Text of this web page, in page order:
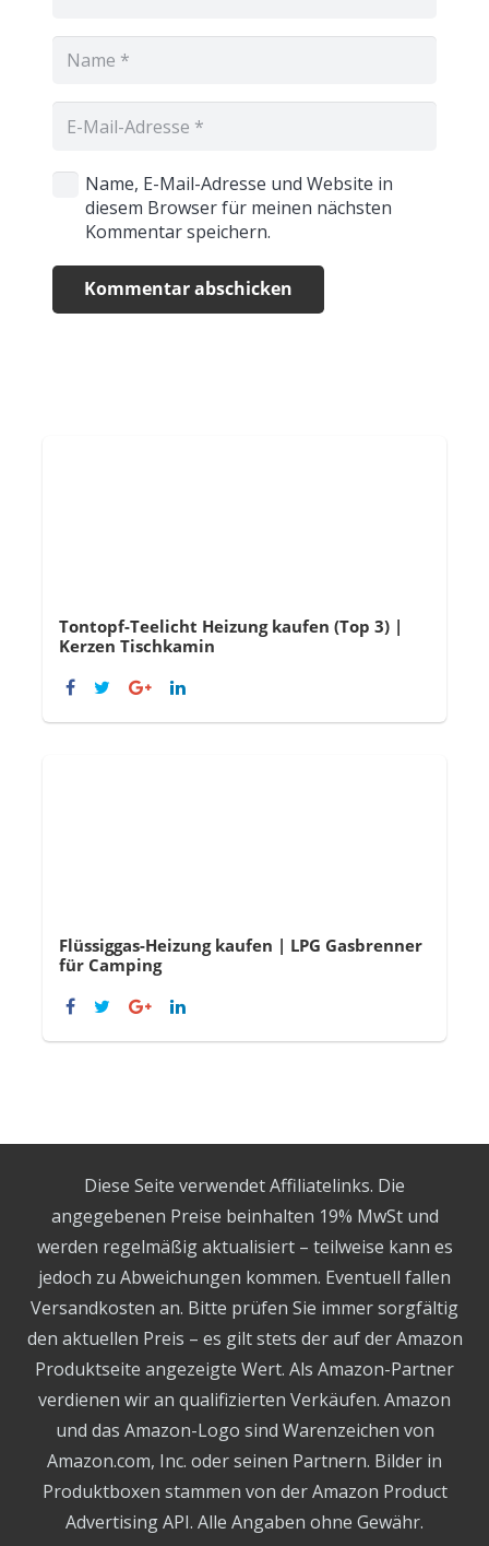
Name, E-Mail-Adresse und Website in
diesem Browser für meinen nächsten
Kommentar speichern.
Kommentar abschicken
Tontopf-Teelicht Heizung kaufen (Top 3) |
Kerzen Tischkamin
Flüssiggas-Heizung kaufen | LPG Gasbrenner
für Camping
Diese Seite verwendet Affiliatelinks. Die
angegebenen Preise beinhalten 19% MwSt und
werden regelmäßig aktualisiert – teilweise kann es
jedoch zu Abweichungen kommen. Eventuell fallen
Versandkosten an. Bitte prüfen Sie immer sorgfältig
den aktuellen Preis – es gilt stets der auf der Amazon
Produktseite angezeigte Wert. Als Amazon-Partner
verdienen wir an qualifizierten Verkäufen. Amazon
und das Amazon-Logo sind Warenzeichen von
Amazon.com, Inc. oder seinen Partnern. Bilder in
Produktboxen stammen von der Amazon Product
Advertising API. Alle Angaben ohne Gewähr.